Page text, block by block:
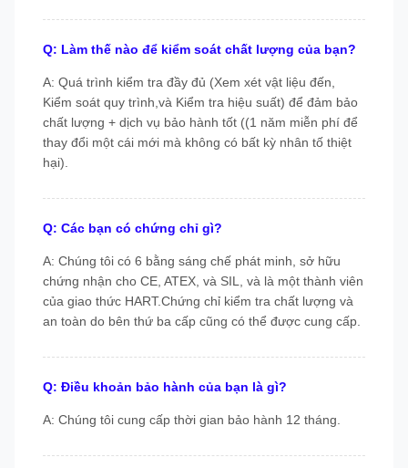
Q: Làm thế nào để kiểm soát chất lượng của bạn?
A: Quá trình kiểm tra đầy đủ (Xem xét vật liệu đến,
Kiểm soát quy trình,và Kiểm tra hiệu suất) để đảm bảo
chất lượng + dịch vụ bảo hành tốt ((1 năm miễn phí để
thay đổi một cái mới mà không có bất kỳ nhân tố thiệt
hại).
Q: Các bạn có chứng chỉ gì?
A: Chúng tôi có 6 bằng sáng chế phát minh, sở hữu
chứng nhận cho CE, ATEX, và SIL, và là một thành viên
của giao thức HART.Chứng chỉ kiểm tra chất lượng và
an toàn do bên thứ ba cấp cũng có thể được cung cấp.
Q: Điều khoản bảo hành của bạn là gì?
A: Chúng tôi cung cấp thời gian bảo hành 12 tháng.